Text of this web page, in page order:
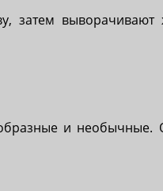
затем
и